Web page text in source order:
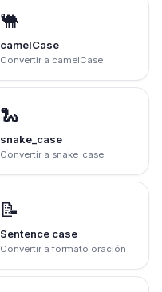
🐫
camelCase
Convertir a camelCase
🐍
snake_case
Convertir a snake_case
📝
Sentence case
Convertir a formato oración